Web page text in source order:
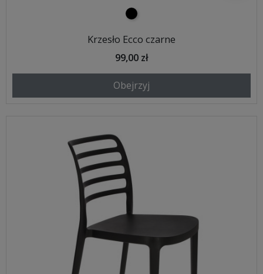
czarny
Krzesło Ecco czarne
99,00 zł
Obejrzyj